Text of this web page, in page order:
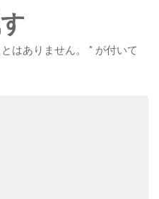
はありません。 * が付いて